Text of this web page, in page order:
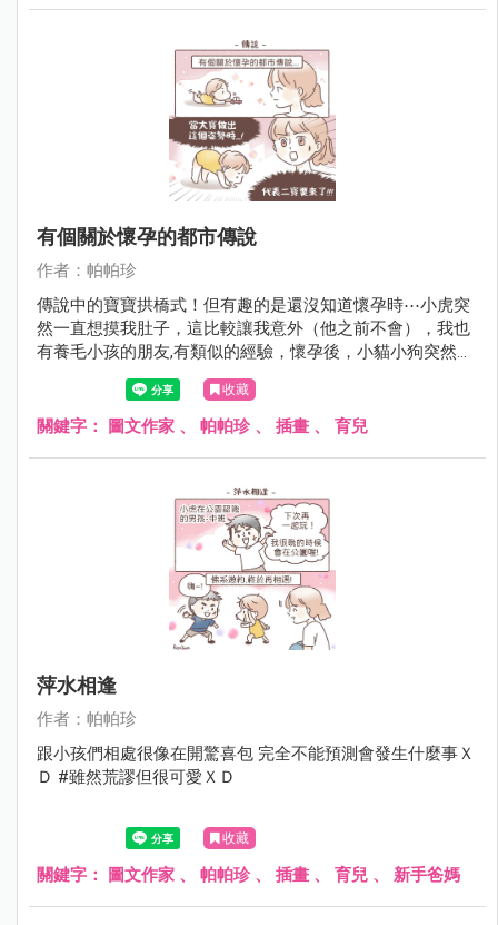
有個關於懷孕的都市傳說
作者：帕帕珍
傳說中的寶寶拱橋式！但有趣的是還沒知道懷孕時⋯小虎突
然一直想摸我肚子，這比較讓我意外（他之前不會），我也
有養毛小孩的朋友,有類似的經驗，懷孕後，小貓小狗突然不
會去踏她們的肚子，這是什麼生物的感測器嗎～～～
收藏
關鍵字： 圖文作家 、 帕帕珍、 插畫 、 育兒
萍水相逢
作者：帕帕珍
跟小孩們相處很像在開驚喜包 完全不能預測會發生什麼事Ｘ
Ｄ #雖然荒謬但很可愛ＸＤ
收藏
關鍵字： 圖文作家 、 帕帕珍、 插畫 、 育兒 、 新手爸媽